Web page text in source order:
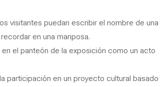
visitantes puedan escribir el nombre de una
en una mariposa.
el panteón de la exposición como un acto
participación en un proyecto cultural basado